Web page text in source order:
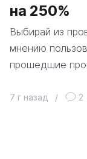
на 250%
Выбирай из
мнению
прошедшие
7 г назад / 2